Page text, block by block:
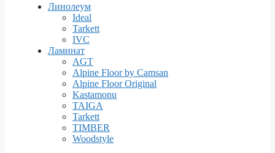
Линолеум
Ideal
Tarkett
IVC
Ламинат
AGT
Alpine Floor by Camsan
Alpine Floor Original
Kastamonu
TAIGA
Tarkett
TIMBER
Woodstyle